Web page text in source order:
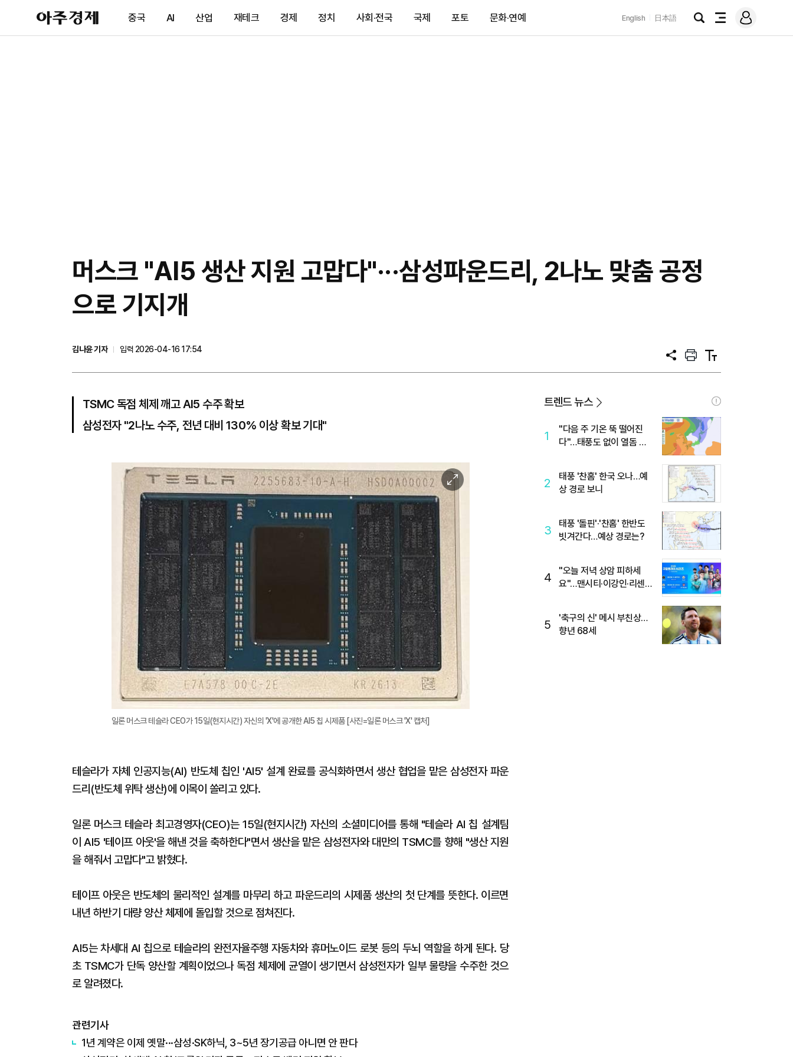
아
주
제
중국 AI 산업 재테크 경제 정치 사회·전국 국제 포토 문화·연예 English 日本語
검
전
메
그
머스크 "AI5 생산 지원 고맙다"···삼성파운드리, 2나노 맞춤 공정
으로 기지개
김나윤 기자
입력 2026-04-16 17:54
공
프
트
텍
트
TSMC 독점 체제 깨고 AI5 수주 확보
삼성전자 "2나노 수주, 전년 대비 130% 이상 확보 기대"
이
미
지
확
대
일론 머스크 테슬라 CEO가 15일(현지시간) 자신의 'X'에 공개한 AI5 칩 시제품 [사진=일론 머스크 'X' 캡처]
테슬라가 자체 인공지능(AI) 반도체 칩인 'AI5' 설계 완료를 공식화하면서 생산 협업을 맡은 삼성전자 파운
드리(반도체 위탁 생산)에 이목이 쏠리고 있다.
일론 머스크 테슬라 최고경영자(CEO)는 15일(현지시간) 자신의 소셜미디어를 통해 "테슬라 AI 칩 설계팀
이 AI5 '테이프 아웃'을 해낸 것을 축하한다"면서 생산을 맡은 삼성전자와 대만의 TSMC를 향해 "생산 지원
을 해줘서 고맙다"고 밝혔다.
테이프 아웃은 반도체의 물리적인 설계를 마무리 하고 파운드리의 시제품 생산의 첫 단계를 뜻한다. 이르면
내년 하반기 대량 양산 체제에 돌입할 것으로 점쳐진다.
AI5는 차세대 AI 칩으로 테슬라의 완전자율주행 자동차와 휴머노이드 로봇 등의 두뇌 역할을 하게 된다. 당
초 TSMC가 단독 양산할 계획이었으나 독점 체제에 균열이 생기면서 삼성전자가 일부 물량을 수주한 것으
로 알려졌다.
관련기사
1년 계약은 이제 옛말···삼성·SK하닉, 3~5년 장기공급 아니면 안 판다
트렌드 뉴스
1
"다음 주 기온 뚝 떨어진
다"…태풍도 없이 열돔 박
2
태풍 '찬홈' 한국 오나…예
상 경로 보니
3
태풍 '돌핀'·'찬홈' 한반도
빗겨간다…예상 경로는?
4
"오늘 저녁 상암 피하세
요"…맨시티·이강인·리센느
5
'축구의 신' 메시 부친상…
향년 68세